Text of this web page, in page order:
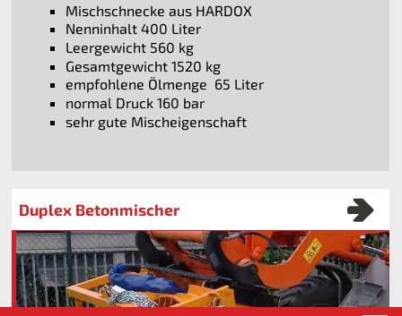
Mischschnecke aus HARDOX
Nenninhalt 400 Liter
Leergewicht 560 kg
Gesamtgewicht 1520 kg
empfohlene Ölmenge 65 Liter
normal Druck 160 bar
sehr gute Mischeigenschaft
Duplex Betonmischer